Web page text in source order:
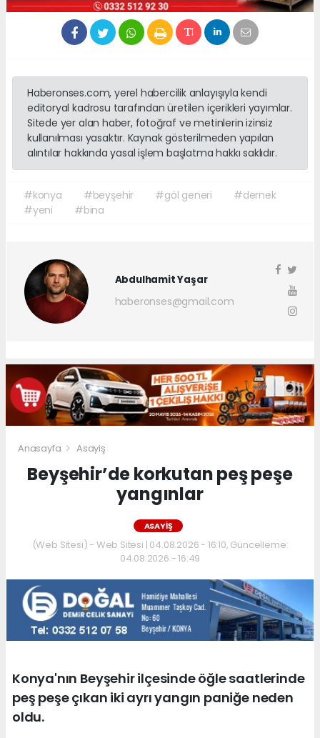
Haberonses.com, yerel habercilik anlayışıyla kendi
editoryal kadrosu tarafından üretilen içerikleri yayımlar.
Sitede yer alan haber, fotoğraf ve metinlerin izinsiz
kullanılması yasaktır. Kaynak gösterilmeden yapılan
alıntılar hakkında yasal işlem başlatma hakkı saklıdır.
#konya #beyşehir #göl generi
#dernek
#yeni
#bina
Abdulhamit Yaşar
haberonses@gmail.com
Anasayfa Asayiş
Beyşehir’de korkutan peş peşe
yangınlar
ASAYIŞ
(Web Sitesi) - Web Sitesi | 04.08.2026 - 16:10, Güncelleme:
04.08.2026 - 16:49
Konya'nın Beyşehir ilçesinde öğle saatlerinde
peş peşe çıkan iki ayrı yangın paniğe neden
oldu.